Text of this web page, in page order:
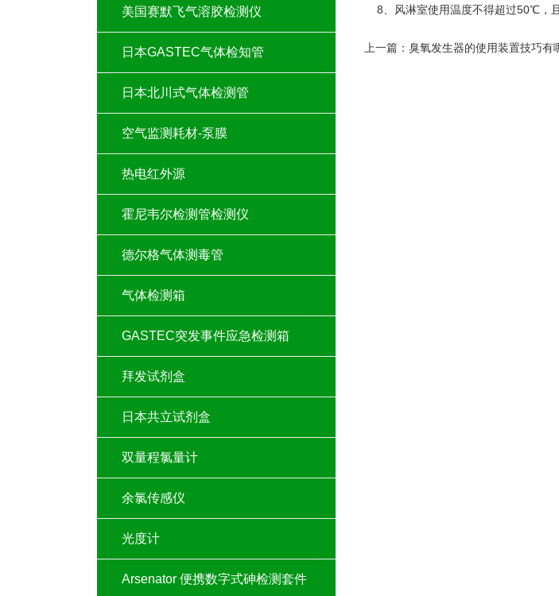
8、风淋室使用温度不得超过50℃，且
上一篇： 臭氧发生器的使用装置技巧有
美国赛默飞气溶胶检测仪
日本GASTEC气体检知管
日本北川式气体检测管
空气监测耗材-泵膜
热电红外源
霍尼韦尔检测管检测仪
德尔格气体测毒管
气体检测箱
GASTEC突发事件应急检测箱
拜发试剂盒
日本共立试剂盒
双量程氯量计
余氯传感仪
光度计
Arsenator 便携数字式砷检测套件